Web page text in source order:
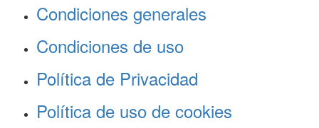
Condiciones generales
Condiciones de uso
Política de Privacidad
Política de uso de cookies